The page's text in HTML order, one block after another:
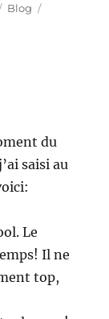
Kategorien
Blog
du
saisi au
Le
Il ne
top,